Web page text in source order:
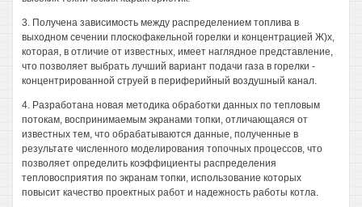
3. Получена зависимость между распределением топлива в
выходном сечении плоскофакельной горелки и концентрацией Ж)х,
которая, в отличие от известных, имеет наглядное представление,
что позволяет выбрать лучший вариант подачи газа в горелки -
концентрированной струей в периферийный воздушный канал.
4. Разработана новая методика обработки данных по тепловым
потокам, воспринимаемым экранами топки, отличающаяся от
известных тем, что обрабатываются данные, полученные в
результате численного моделирования топочных процессов, что
позволяет определить коэффициенты распределения
тепловосприятия по экранам топки, использование которых
повысит качество проектных работ и надежность работы котла.